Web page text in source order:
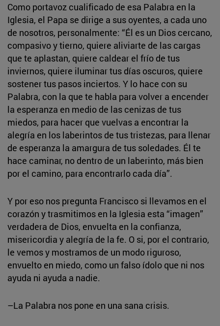
Como portavoz cualificado de esa Palabra en la
Iglesia, el Papa se dirige a sus oyentes, a cada uno
de nosotros, personalmente: “Él es un Dios cercano,
compasivo y tierno, quiere aliviarte de las cargas
que te aplastan, quiere caldear el frío de tus
inviernos, quiere iluminar tus días oscuros, quiere
sostener tus pasos inciertos. Y lo hace con su
Palabra, con la que te habla para volver a encender
la esperanza en medio de las cenizas de tus
miedos, para hacer que vuelvas a encontrar la
alegría en los laberintos de tus tristezas, para llenar
de esperanza la amargura de tus soledades. Él te
hace caminar, no dentro de un laberinto, más bien
por el camino, para encontrarlo cada día”.
Y por eso nos pregunta Francisco si llevamos en el
corazón y trasmitimos en la Iglesia esta “imagen”
verdadera de Dios, envuelta en la confianza,
misericordia y alegría de la fe. O si, por el contrario,
le vemos y mostramos de un modo riguroso,
envuelto en miedo, como un falso ídolo que ni nos
ayuda ni ayuda a nadie.
–La Palabra nos pone en una sana crisis.